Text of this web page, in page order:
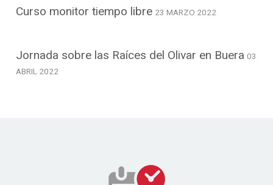
Curso monitor tiempo libre 23 MARZO 2022
Jornada sobre las Raíces del Olivar en Buera 03
ABRIL 2022